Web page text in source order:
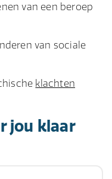
van een beroep
van sociale
klachten
jou klaar